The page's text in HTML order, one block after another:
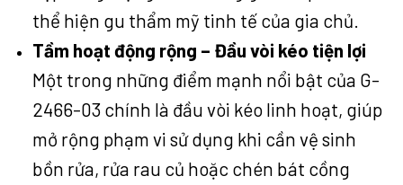
thể hiện gu thẩm mỹ tinh tế của gia chủ.
Tầm hoạt động rộng – Đầu vòi kéo tiện lợi
Một trong những điểm mạnh nổi bật của G-
2466-03 chính là đầu vòi kéo linh hoạt, giúp
mở rộng phạm vi sử dụng khi cần vệ sinh
bồn rửa, rửa rau củ hoặc chén bát cồng